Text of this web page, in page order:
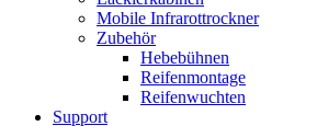
Mobile Infrarottrockner
Zubehör
Hebebühnen
Reifenmontage
Reifenwuchten
Support